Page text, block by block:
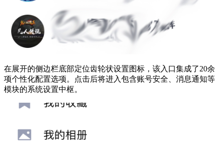
在展开的侧边栏底部定位齿轮状设置图标，该入口集成了20余
项个性化配置选项。点击后将进入包含账号安全、消息通知等
模块的系统设置中枢。